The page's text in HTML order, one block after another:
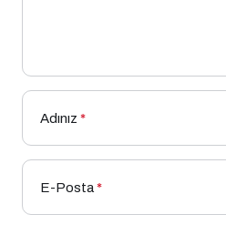
Adınız *
E-Posta*